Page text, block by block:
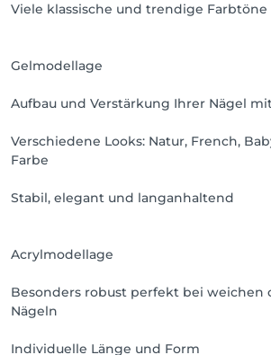
Viele klassische und trendige Farbtöne
Gelmodellage
Aufbau und Verstärkung Ihrer Nägel
Verschiedene Looks: Natur, French,
Farbe
Stabil, elegant und langanhaltend
Acrylmodellage
Besonders robust perfekt bei weichen
Nägeln
Individuelle Länge und Form